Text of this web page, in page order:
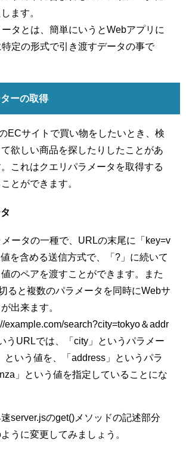
ます。
タとは、簡単にいうとWebアプリに
定の形式で引き渡すデータの事で
ーの取得
ECサイトで買い物をしたいとき、検
欲しい商品を探したりしたことがあ
これはクエリパラメータを取得する
とができます。
ータの一種で、URLの末尾に「key=v
を含める送信方式で、「?」に続いて
のペアを渡すことができます。また
ると複数のパラメータを同時にWebサ
出来ます。
example.com/search?city=tokyo＆addr
うURLでは、「city」というパラメー
という値を、「address」というパラ
」という値を指定していることにな
server.jsのget()メソッドの記述部分
うに変更してみましょう。